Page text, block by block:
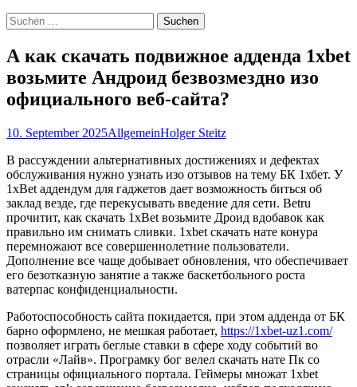
Suchen
nach:
А как скачать подвижное адденда 1xbet
возьмите Андроид безвозмездно изо
официального веб-сайта?
10. September 2025AllgemeinHolger Steitz
В рассуждении альтернативных достижениях и дефектах
обслуживания нужно узнать изо отзывов на тему БК 1хбет. У
1xBet аддендум для гаджетов дает возможность биться об
заклад везде, где перекусывать введение для сети. Betru
прочитит, как скачать 1xBet возьмите Дроид вдобавок как
правильно им снимать сливки. 1xbet скачать нате конура
перемножают все совершеннолетние пользователи.
Дополнение все чаще добывает обновления, что обеспечивает
его безотказную занятие а также баскетбольного роста
ватерпас конфиденциальности.
Работоспособность сайта покидается, при этом адденда от БК
барно оформлено, не мешкая работает, https://1xbet-uz1.com/
позволяет играть беглые ставки в сфере ходу событий во
отрасли «Лайв». Програмку бог велел скачать нате Пк со
страницы официального портала. Геймеры множат 1xbet